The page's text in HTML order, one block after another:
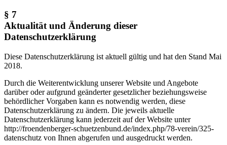
§ 7
Aktualität und Änderung dieser
Datenschutzerklärung
Diese Datenschutzerklärung ist aktuell gültig und hat den Stand Mai
2018.
Durch die Weiterentwicklung unserer Website und Angebote
darüber oder aufgrund geänderter gesetzlicher beziehungsweise
behördlicher Vorgaben kann es notwendig werden, diese
Datenschutzerklärung zu ändern. Die jeweils aktuelle
Datenschutzerklärung kann jederzeit auf der Website unter
http://froendenberger-schuetzenbund.de/index.php/78-verein/325-
datenschutz von Ihnen abgerufen und ausgedruckt werden.